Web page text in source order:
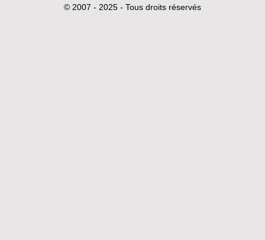
© 2007 - 2025 - Tous droits réservés